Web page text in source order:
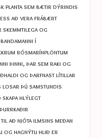
planta sem bætir dýrindis
að vera frábært
og
í
rósmarínplöntum
þinni, þar sem raki og
og þarfnast lítillar
losar þú samstundis
hlýlegt
að njóta ilmsins meðan
og hagnýtu hlið er